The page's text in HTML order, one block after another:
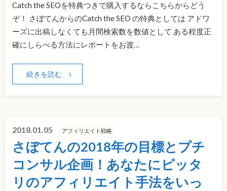
Catch the SEOを特典つきで購入するならこちらからどう
ぞ！ さぼてんからのCatch the SEO の特典としては アドワ
ーズに出稿しなくても月間検索数を数値として ある程度正
確にしらべる方法にレポートをお渡…
続きを読む
2018.01.05 アフィリエイト戦略
さぼてんの2018年の目標とプチ
コンサル企画！あなたにピッタ
リのアフィリエイト手法をいっ